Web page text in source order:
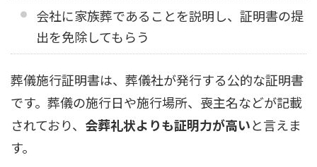
会社に家族葬であることを説明し、証明書の提
出を免除してもらう
葬儀施行証明書は、葬儀社が発行する公的な証明書
です。葬儀の施行日や施行場所、喪主名などが記載
されており、 会葬礼状よりも証明力が高いと言えま
す。